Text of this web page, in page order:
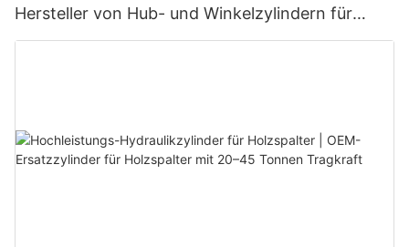
Hersteller von Hub- und Winkelzylindern für
Schneeschilde